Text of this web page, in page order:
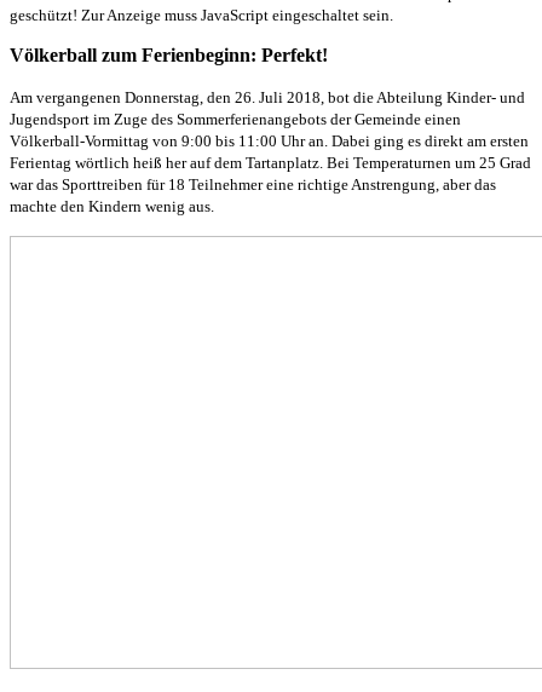
geschützt! Zur Anzeige muss JavaScript eingeschaltet sein.
Völkerball zum Ferienbeginn: Perfekt!
Am vergangenen Donnerstag, den 26. Juli 2018, bot die Abteilung Kinder- und
Jugendsport im Zuge des Sommerferienangebots der Gemeinde einen
Völkerball-Vormittag von 9:00 bis 11:00 Uhr an. Dabei ging es direkt am ersten
Ferientag wörtlich heiß her auf dem Tartanplatz. Bei Temperaturnen um 25 Grad
war das Sporttreiben für 18 Teilnehmer eine richtige Anstrengung, aber das
machte den Kindern wenig aus.